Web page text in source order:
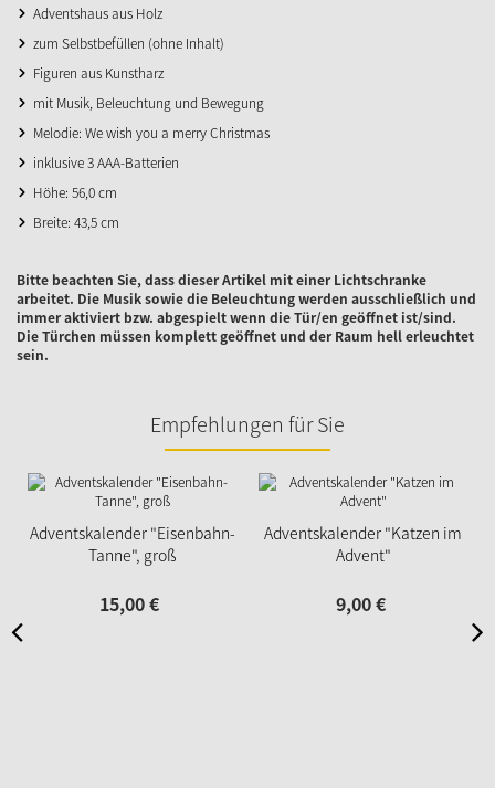
Adventshaus aus Holz
zum Selbstbefüllen (ohne Inhalt)
Figuren aus Kunstharz
mit Musik, Beleuchtung und Bewegung
Melodie: We wish you a merry Christmas
inklusive 3 AAA-Batterien
Höhe: 56,0 cm
Breite: 43,5 cm
Bitte beachten Sie, dass dieser Artikel mit einer Lichtschranke
arbeitet. Die Musik sowie die Beleuchtung werden ausschließlich und
immer aktiviert bzw. abgespielt wenn die Tür/en geöffnet ist/sind.
Die Türchen müssen komplett geöffnet und der Raum hell erleuchtet
sein.
Empfehlungen für Sie
Adventskalender "Eisenbahn-
Tanne", groß
15,00€
Adventskalender "Katzen im
Advent"
9,00€